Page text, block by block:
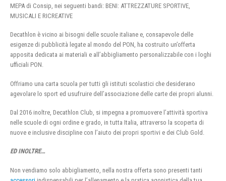
MEPA di Consip, nei seguenti bandi: BENI: ATTREZZATURE SPORTIVE,
MUSICALI E RICREATIVE
Decathlon è vicino ai bisogni delle scuole italiane e, consapevole delle
esigenze di pubblicità legate al mondo del PON, ha costruito un’offerta
apposita dedicata ai materiali e all’abbigliamento personalizzabile con i loghi
ufficiali PON.
Offriamo una carta scuola per tutti gli istituti scolastici che desiderano
agevolare lo sport ed usufruire dell’associazione delle carte dei propri alunni.
Dal 2016 inoltre, Decathlon Club, si impegna a promuovere l’attività sportiva
nelle scuole di ogni ordine e grado, in tutta Italia, attraverso la scoperta di
nuove e inclusive discipline con l’aiuto dei propri sportivi e dei Club Gold.
ED INOLTRE…
Non vendiamo solo abbigliamento, nella nostra offerta sono presenti tanti